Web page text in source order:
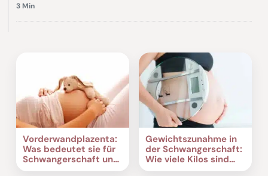
3 Min
Vorderwandplazenta:
Was bedeutet sie für
Schwangerschaft und
Geburt?
Gewichtszunahme in
der Schwangerschaft:
Wie viele Kilos sind
normal?